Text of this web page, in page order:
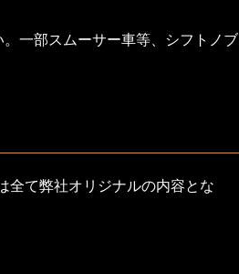
一部スムーサー車等、シフトノブ
全て弊社オリジナルの内容とな